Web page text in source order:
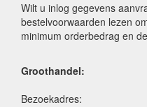
Wilt u inlog gegevens
bestelvoorwaarden lezen
minimum orderbedrag en
Groothandel:
Bezoekadres: